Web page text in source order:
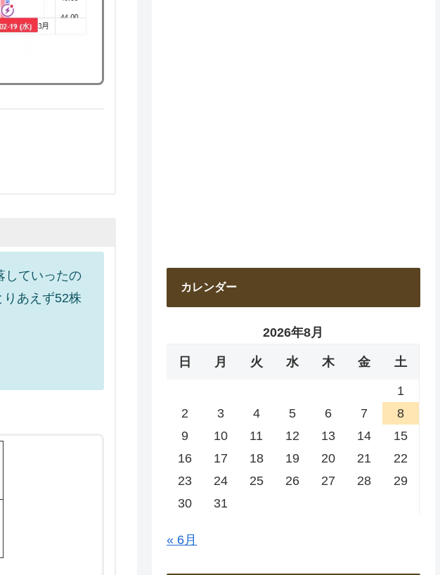
していったの
りあえず52株
カレンダー
2026年8月
日 月 火 水 木 金 土
1
2
3 4 5 6 7
8
9
10 11 12 13 14
15
16
17 18 19 20 21
22
23
24 25 26 27 28
29
30
31
« 6月